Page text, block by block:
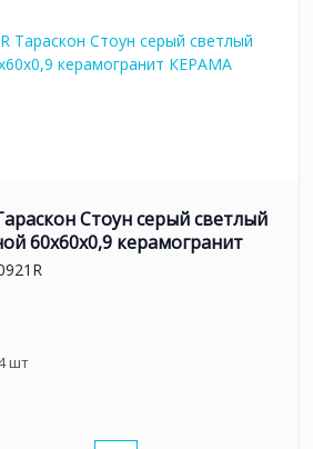
Стоун серый светлый
60x60x0,9 керамогранит
шт